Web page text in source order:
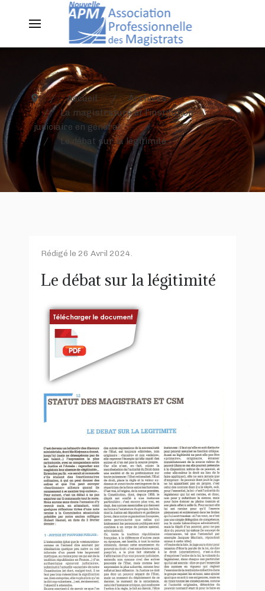
Accueil
Archives
La magistrature et l'institution
judiciaire en général
Le débat sur la légitimité
Rédigé le 26 Avril 2024.
Le débat sur la légitimité